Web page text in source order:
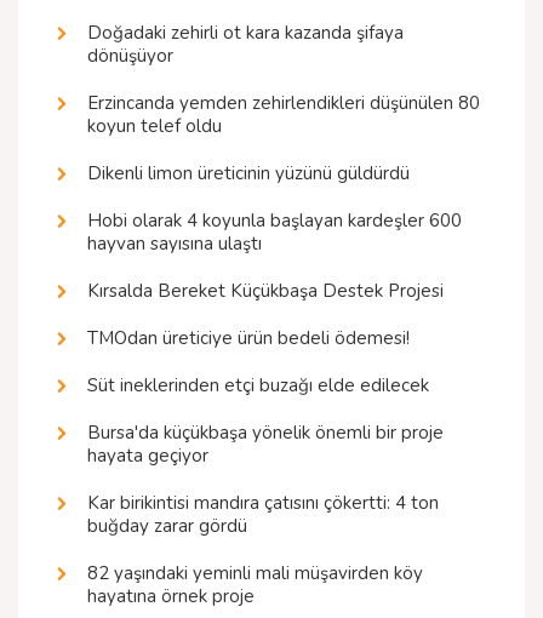
Doğadaki zehirli ot kara kazanda şifaya
dönüşüyor
Erzincanda yemden zehirlendikleri düşünülen 80
koyun telef oldu
Dikenli limon üreticinin yüzünü güldürdü
Hobi olarak 4 koyunla başlayan kardeşler 600
hayvan sayısına ulaştı
Kırsalda Bereket Küçükbaşa Destek Projesi
TMOdan üreticiye ürün bedeli ödemesi!
Süt ineklerinden etçi buzağı elde edilecek
Bursa'da küçükbaşa yönelik önemli bir proje
hayata geçiyor
Kar birikintisi mandıra çatısını çökertti: 4 ton
buğday zarar gördü
82 yaşındaki yeminli mali müşavirden köy
hayatına örnek proje